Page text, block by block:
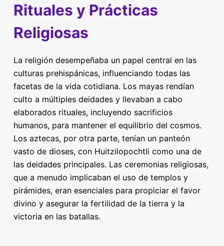
Rituales y Prácticas
Religiosas
La religión desempeñaba un papel central en las
culturas prehispánicas, influenciando todas las
facetas de la vida cotidiana. Los mayas rendían
culto a múltiples deidades y llevaban a cabo
elaborados rituales, incluyendo sacrificios
humanos, para mantener el equilibrio del cosmos.
Los aztecas, por otra parte, tenían un panteón
vasto de dioses, con Huitzilopochtli como una de
las deidades principales. Las ceremonias religiosas,
que a menudo implicaban el uso de templos y
pirámides, eran esenciales para propiciar el favor
divino y asegurar la fertilidad de la tierra y la
victoria en las batallas.